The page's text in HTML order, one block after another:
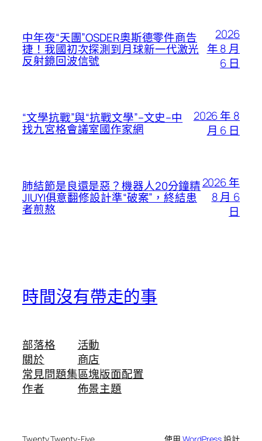
中年夜“天團”OSDER奧斯德零件商告
捷！我國初次探測到月球新一代激光
反射鏡回波信號
2026
年 8 月
6 日
“文學抗戰”與“抗戰文學”–文史–中
找九宮格會議室國作家網
2026 年 8
月 6 日
肺結節是良還是惡？機器人20分鐘精
JIUYI俱意翻修設計準“破案”，終結患
者煎熬
2026 年
8 月 6
日
時間沒有帶走的事
部落格
關於
常見問題集
作者
活動
商店
區塊版面配置
佈景主題